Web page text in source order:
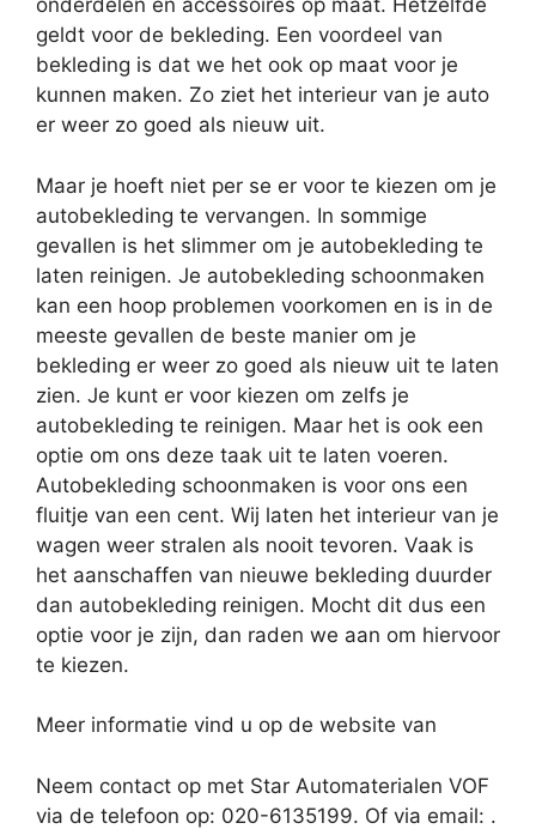
onderdelen en accessoires op maat. Hetzelfde
geldt voor de bekleding. Een voordeel van
bekleding is dat we het ook op maat voor je
kunnen maken. Zo ziet het interieur van je auto
er weer zo goed als nieuw uit.
Maar je hoeft niet per se er voor te kiezen om je
autobekleding te vervangen. In sommige
gevallen is het slimmer om je autobekleding te
laten reinigen. Je autobekleding schoonmaken
kan een hoop problemen voorkomen en is in de
meeste gevallen de beste manier om je
bekleding er weer zo goed als nieuw uit te laten
zien. Je kunt er voor kiezen om zelfs je
autobekleding te reinigen. Maar het is ook een
optie om ons deze taak uit te laten voeren.
Autobekleding schoonmaken is voor ons een
fluitje van een cent. Wij laten het interieur van je
wagen weer stralen als nooit tevoren. Vaak is
het aanschaffen van nieuwe bekleding duurder
dan autobekleding reinigen. Mocht dit dus een
optie voor je zijn, dan raden we aan om hiervoor
te kiezen.
Meer informatie vind u op de website van
Neem contact op met Star Automaterialen VOF
via de telefoon op: 020-6135199. Of via email: .